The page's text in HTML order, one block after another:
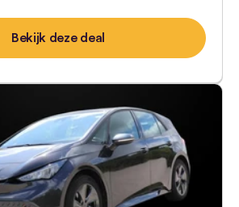
Bekijk deze deal